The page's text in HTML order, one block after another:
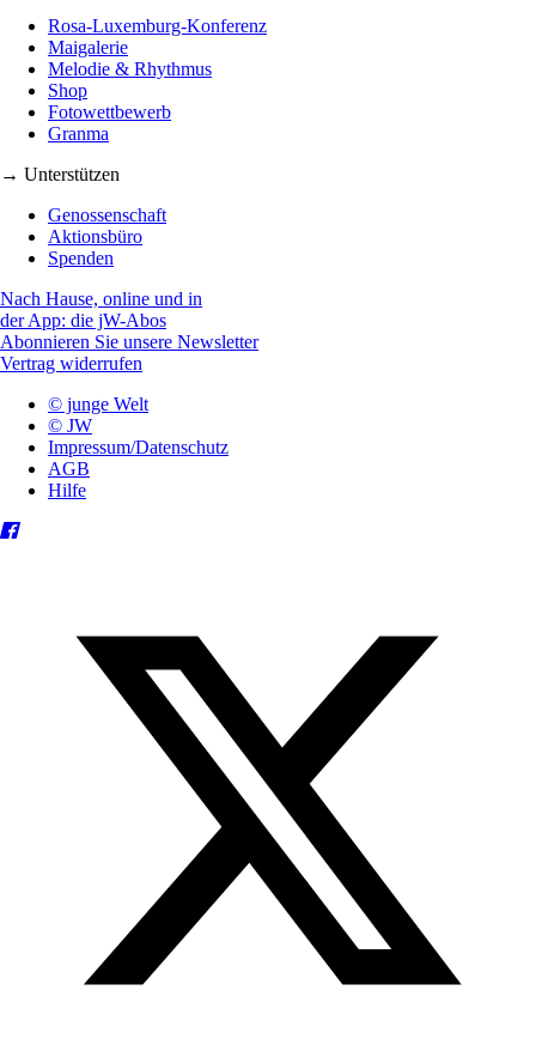
Rosa-Luxemburg-Konferenz
Maigalerie
Melodie & Rhythmus
Shop
Fotowettbewerb
Granma
→ Unterstützen
Genossenschaft
Aktionsbüro
Spenden
Nach Hause, online und in
der App: die jW-Abos
Abonnieren Sie unsere Newsletter
Vertrag widerrufen
© junge Welt
© JW
Impressum/Datenschutz
AGB
Hilfe